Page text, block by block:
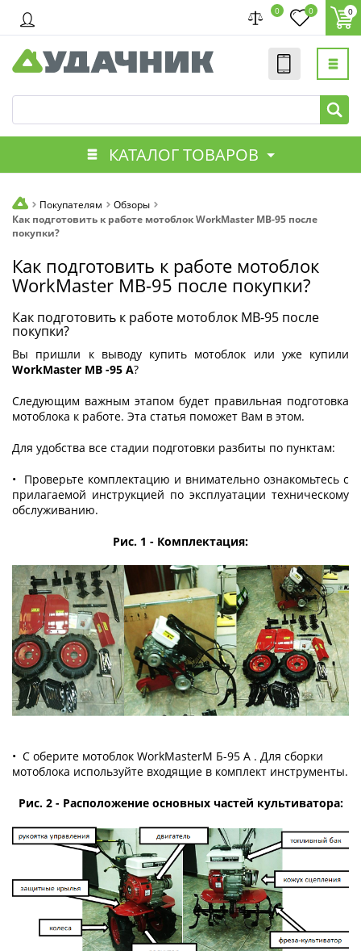
0 0 0
КАТАЛОГ ТОВАРОВ
Покупателям
Обзоры
Как подготовить к работе мотоблок WorkMaster MB-95 после
покупки?
Как подготовить к работе мотоблок
WorkMaster MB-95 после покупки?
Как подготовить к работе мотоблок MB-95 после
покупки?
Вы пришли к выводу купить мотоблок или уже купили
WorkMaster MB -95 A?
Следующим важным этапом будет правильная подготовка
мотоблока к работе. Эта статья поможет Вам в этом.
Для удобства все стадии подготовки разбиты по пунктам:
• Проверьте комплектацию и внимательно ознакомьтесь с
прилагаемой инструкцией по эксплуатации техническому
обслуживанию.
Рис. 1 - Комплектация:
• C оберите мотоблок WorkMasterM Б-95 A . Для сборки
мотоблока используйте входящие в комплект инструменты.
Рис. 2 - Расположение основных частей культиватора: